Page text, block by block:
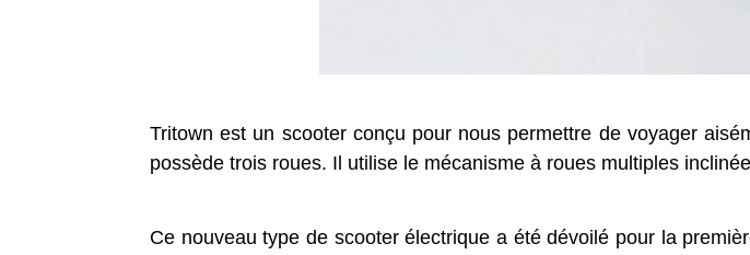
Tritown est un scooter conçu pour nous permettre de voyager
possède trois roues. Il utilise le mécanisme à roues multiples
Ce nouveau type de scooter électrique a été dévoilé pour la